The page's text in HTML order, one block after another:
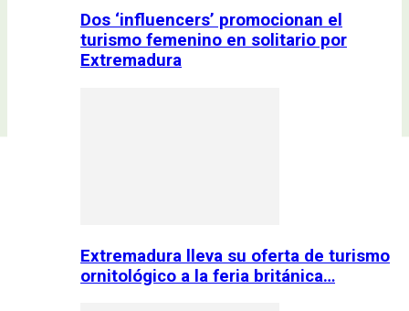
Dos ‘influencers’ promocionan el
turismo femenino en solitario por
Extremadura
Extremadura lleva su oferta de turismo
ornitológico a la feria británica…